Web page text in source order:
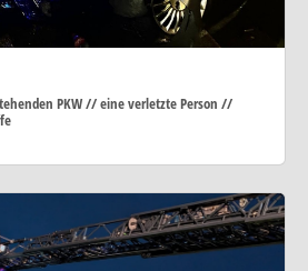
PKW // eine verletzte Person //